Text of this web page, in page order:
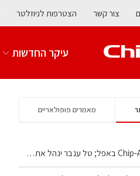
צור קשר הצטרפות לניוזלטר
עיקר החדשות
מאמרים פופולאריים